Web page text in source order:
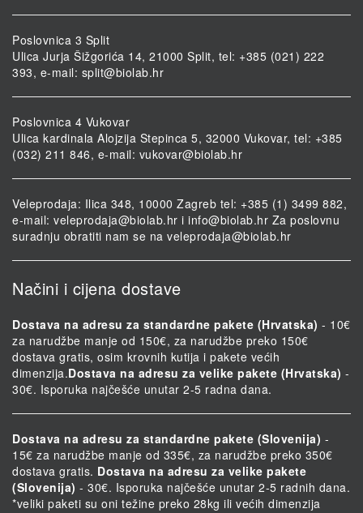
Poslovnica 3 Split
Ulica Jurja Šižgorića 14, 21000 Split, tel: +385 (021) 222
393, e-mail: split@biolab.hr
Poslovnica 4 Vukovar
Ulica kardinala Alojzija Stepinca 5, 32000 Vukovar, tel: +385
(032) 211 846, e-mail: vukovar@biolab.hr
Veleprodaja: Ilica 348, 10000 Zagreb tel: +385 (1) 3499 882,
e-mail: veleprodaja@biolab.hr i info@biolab.hr Za poslovnu
suradnju obratiti nam se na veleprodaja@biolab.hr
Načini i cijena dostave
Dostava na adresu za standardne pakete (Hrvatska) - 10€
za narudžbe manje od 150€, za narudžbe preko 150€
dostava gratis, osim krovnih kutija i pakete većih
dimenzija.Dostava na adresu za velike pakete (Hrvatska) -
30€. Isporuka najčešće unutar 2-5 radna dana.
Dostava na adresu za standardne pakete (Slovenija) -
15€ za narudžbe manje od 335€, za narudžbe preko 350€
dostava gratis. Dostava na adresu za velike pakete
(Slovenija) - 30€. Isporuka najčešće unutar 2-5 radnih dana.
*veliki paketi su oni težine preko 28kg ili većih dimenzija